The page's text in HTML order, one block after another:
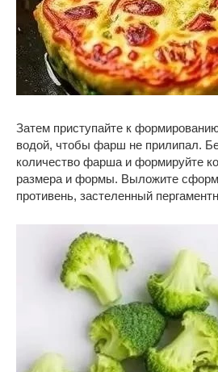
Затем приступайте к
водой, чтобы фарш не прилипал.
количество фарша и формируйте
размера и формы. Выложите
противень, застеленный